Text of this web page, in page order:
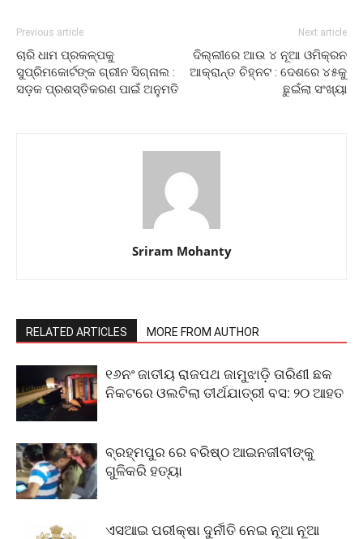
Previous article
ଚାରି ଧାମ ପ୍ରକଳ୍ପକୁ
ସୁପ୍ରିମକୋର୍ଟଙ୍କ ଗ୍ରୀନ ସିଗ୍ନାଲ :
ସଡ଼କ ପ୍ରଶସ୍ତିକରଣ ପାଇଁ ଅନୁମତି
Next article
ଦିଲ୍ଲୀରେ ଆଉ ୪ ନୂଆ ଓମିକ୍ରନ
ଆକ୍ରାନ୍ତ ଚିହ୍ନଟ : ଦେଶରେ ୪୫କୁ
ଛୁଇଁଲା ସଂଖ୍ୟା
Sriram Mohanty
RELATED ARTICLES MORE FROM AUTHOR
୧୬ନଂ ଜାତୀୟ ରାଜପଥ ଜାମୁଝାଡ଼ି ତାରିଣୀ ଛକ
ନିକଟରେ ଓଲଟିଲା ତୀର୍ଥଯାତ୍ରୀ ବସ: ୨୦ ଆହତ
ବ୍ରହ୍ମପୁର ରେ ବରିଷ୍ଠ ଆଇନଜୀବୀଙ୍କୁ
ଗୁଳିକରି ହତ୍ୟା
ଏସଆଇ ପରୀକ୍ଷା ଦୁର୍ନୀତି ନେଇ ନୂଆ ନୂଆ